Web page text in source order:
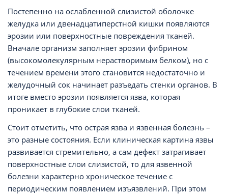
Постепенно на ослабленной слизистой оболочке
желудка или двенадцатиперстной кишки появляются
эрозии или поверхностные повреждения тканей.
Вначале организм заполняет эрозии фибрином
(высокомолекулярным нерастворимым белком), но с
течением времени этого становится недостаточно и
желудочный сок начинает разъедать стенки органов. В
итоге вместо эрозии появляется язва, которая
проникает в глубокие слои тканей.
Стоит отметить, что острая язва и язвенная болезнь –
это разные состояния. Если клиническая картина язвы
развивается стремительно, а сам дефект затрагивает
поверхностные слои слизистой, то для язвенной
болезни характерно хроническое течение с
периодическим появлением изъязвлений. При этом